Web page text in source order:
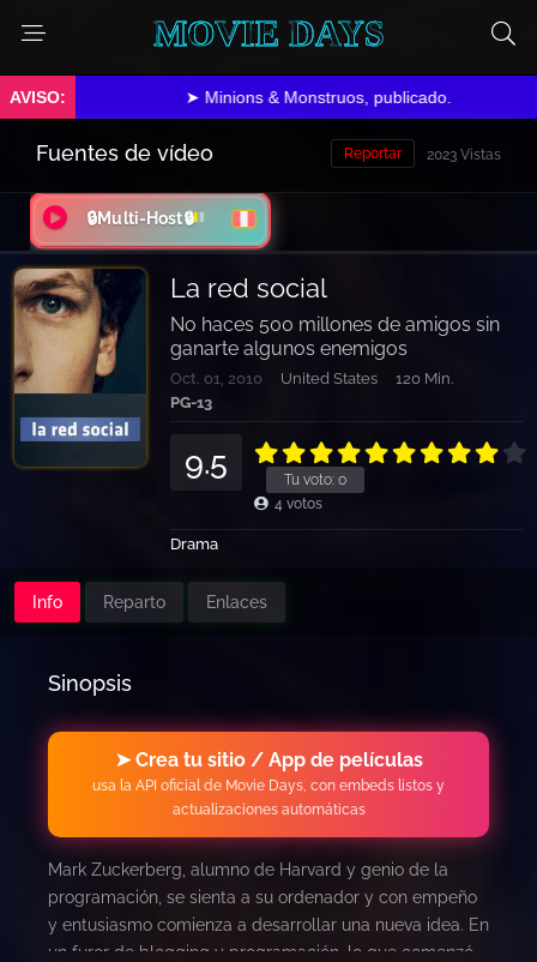
MOVIE DAYS
➤ Minions & Monstruos, publicado.
Fuentes de vídeo 2023 Vistas
Reportar
🔒Multi-Host🔒
La red social
No haces 500 millones de amigos sin
ganarte algunos enemigos
Oct. 01, 2010 United States
120 Min.
PG-13
Tu voto: 0
9.5
4 votos
Drama
Info Reparto Enlaces
Sinopsis
➤ Crea tu sitio / App de películas
usa la API oficial de Movie Days, con embeds listos y
actualizaciones automáticas
Mark Zuckerberg, alumno de Harvard y genio de la
programación, se sienta a su ordenador y con empeño
y entusiasmo comienza a desarrollar una nueva idea. En
un furor de blogging y programación, lo que comenzó